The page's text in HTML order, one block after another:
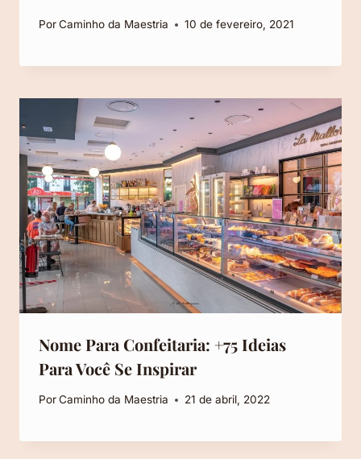
PorCaminho da Maestria 10 de fevereiro, 2021
Nome Para Confeitaria: +75 Ideias
Para Você Se Inspirar
PorCaminho da Maestria 21 de abril, 2022